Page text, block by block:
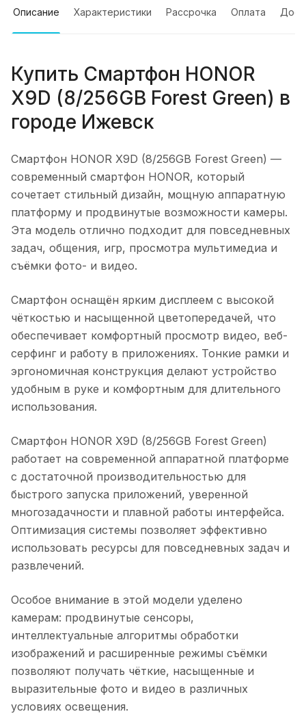
Описание Характеристики Рассрочка Оплата
Купить Смартфон HONOR
X9D (8/256GB Forest Green) в
городе Ижевск
Смартфон HONOR X9D (8/256GB Forest Green) —
современный смартфон HONOR, который
сочетает стильный дизайн, мощную аппаратную
платформу и продвинутые возможности камеры.
Эта модель отлично подходит для повседневных
задач, общения, игр, просмотра мультимедиа и
съёмки фото- и видео.
Смартфон оснащён ярким дисплеем с высокой
чёткостью и насыщенной цветопередачей, что
обеспечивает комфортный просмотр видео, веб-
серфинг и работу в приложениях. Тонкие рамки и
эргономичная конструкция делают устройство
удобным в руке и комфортным для длительного
использования.
Смартфон HONOR X9D (8/256GB Forest Green)
работает на современной аппаратной платформе
с достаточной производительностью для
быстрого запуска приложений, уверенной
многозадачности и плавной работы интерфейса.
Оптимизация системы позволяет эффективно
использовать ресурсы для повседневных задач и
развлечений.
Особое внимание в этой модели уделено
камерам: продвинутые сенсоры,
интеллектуальные алгоритмы обработки
изображений и расширенные режимы съёмки
позволяют получать чёткие, насыщенные и
выразительные фото и видео в различных
условиях освещения.